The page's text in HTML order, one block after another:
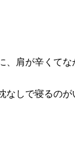
、肩が辛くて
なしで寝るの